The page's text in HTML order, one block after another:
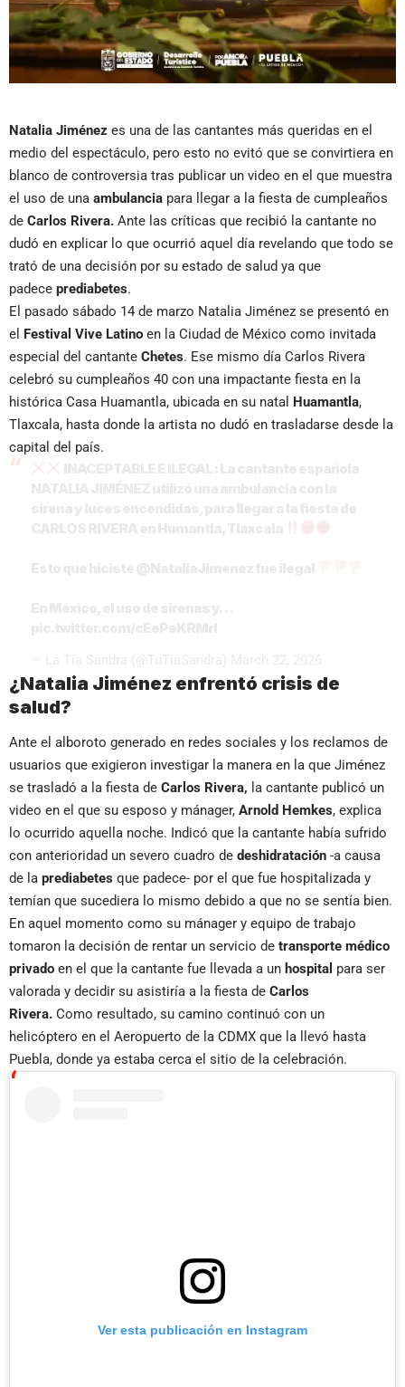
Natalia Jiménez es una de las cantantes más queridas en el
medio del espectáculo, pero esto no evitó que se convirtiera en
blanco de controversia tras publicar un video en el que muestra
el uso de una ambulancia para llegar a la fiesta de cumpleaños
de Carlos Rivera. Ante las críticas que recibió la cantante no
dudó en explicar lo que ocurrió aquel día revelando que todo se
trató de una decisión por su estado de salud ya que
padece prediabetes.
El pasado sábado 14 de marzo Natalia Jiménez se presentó en
el Festival Vive Latino en la Ciudad de México como invitada
especial del cantante Chetes. Ese mismo día Carlos Rivera
celebró su cumpleaños 40 con una impactante fiesta en la
histórica Casa Huamantla, ubicada en su natal Huamantla,
Tlaxcala, hasta donde la artista no dudó en trasladarse desde la
capital del país.
¿Natalia Jiménez enfrentó crisis de
salud?
Ante el alboroto generado en redes sociales y los reclamos de
usuarios que exigieron investigar la manera en la que Jiménez
se trasladó a la fiesta de Carlos Rivera, la cantante publicó un
video en el que su esposo y mánager, Arnold Hemkes, explica
lo ocurrido aquella noche. Indicó que la cantante había sufrido
con anterioridad un severo cuadro de deshidratación -a causa
de la prediabetes que padece- por el que fue hospitalizada y
temían que sucediera lo mismo debido a que no se sentía bien.
En aquel momento como su mánager y equipo de trabajo
tomaron la decisión de rentar un servicio de transporte médico
privado en el que la cantante fue llevada a un hospital para ser
valorada y decidir su asistiría a la fiesta de Carlos
Rivera. Como resultado, su camino continuó con un
helicóptero en el Aeropuerto de la CDMX que la llevó hasta
Puebla, donde ya estaba cerca el sitio de la celebración.
Ver esta publicación en Instagram